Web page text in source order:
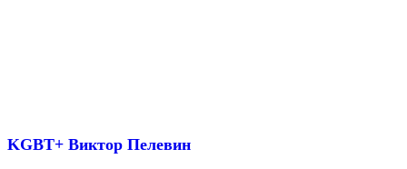
KGBT+ Виктор Пелевин